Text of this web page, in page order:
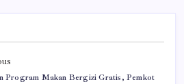
Program Makan Bergizi Gratis, Pemkot